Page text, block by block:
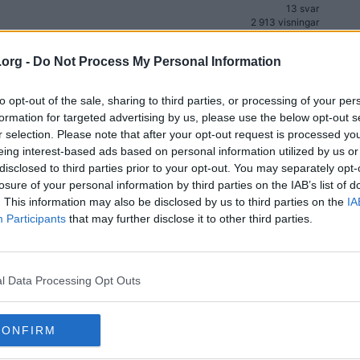
- Do Not Process My Personal Information
opt-out of the sale, sharing to third parties, or processing of your
for targeted advertising by us, please use the below opt-out
selection. Please note that after your opt-out request is processed
interest-based ads based on personal information utilized by us
to third parties prior to your opt-out. You may separately
of your personal information by third parties on the IAB’s list of
This information may also be disclosed by us to third parties on the
Participants that may further disclose it to other third parties.
Data Processing Opt Outs
13 svar
2 913 visningar
19 902 visningar
13 940 visningar
43 svar
4 553 visningar
13 svar
9 363 visningar
429 svar
35 303 visningar
4 svar